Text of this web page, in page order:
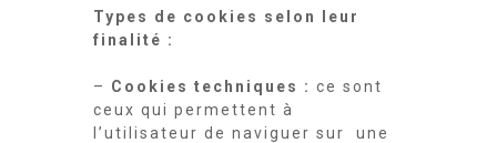
Types de cookies selon leur
finalité :
– Cookies techniques : ce sont
ceux qui permettent à
l’utilisateur de naviguer sur une